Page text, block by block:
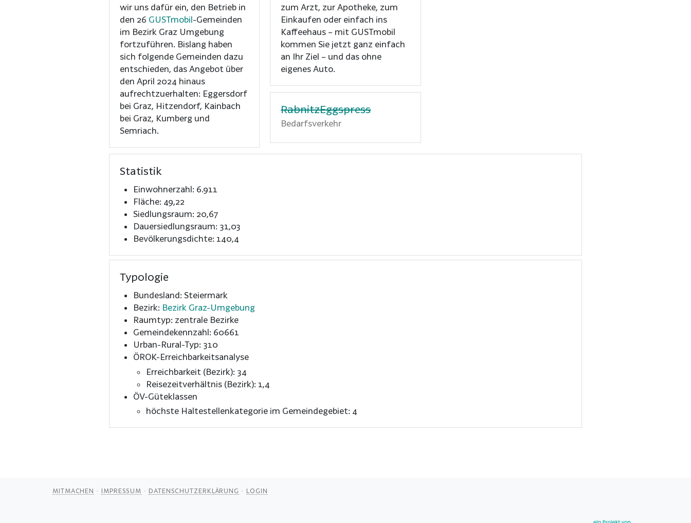
wir uns dafür ein, den Betrieb in
den 26 GUSTmobil-Gemeinden
im Bezirk Graz Umgebung
fortzuführen. Bislang haben
sich folgende Gemeinden dazu
entschieden, das Angebot über
den April 2024 hinaus
aufrechtzuerhalten: Eggersdorf
bei Graz, Hitzendorf, Kainbach
bei Graz, Kumberg und
Semriach.
zum Arzt, zur Apotheke, zum
Einkaufen oder einfach ins
Kaffeehaus – mit GUSTmobil
kommen Sie jetzt ganz einfach
an Ihr Ziel – und das ohne
eigenes Auto.
RabnitzEggspress
Bedarfsverkehr
Statistik
Einwohnerzahl: 6.911
Fläche: 49,22
Siedlungsraum: 20,67
Dauersiedlungsraum: 31,03
Bevölkerungsdichte: 140,4
Typologie
Bundesland: Steiermark
Bezirk: Bezirk Graz-Umgebung
Raumtyp: zentrale Bezirke
Gemeindekennzahl: 60661
Urban-Rural-Typ: 310
ÖROK-Erreichbarkeitsanalyse
Erreichbarkeit (Bezirk): 34
Reisezeitverhältnis (Bezirk): 1,4
ÖV-Güteklassen
höchste Haltestellenkategorie im Gemeindegebiet: 4
MITMACHEN IMPRESSUM DATENSCHUTZERKLÄRUNG LOGIN